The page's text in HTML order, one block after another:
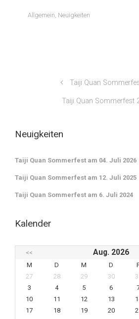
Allgemein, Neuigkeiten
Taiji Quan
Taiji Quan Sommerfest
Neuigkeiten
Taiji Quan Sommerfest am 04. Juli 2026
Taiji Quan Sommerfest am 12. Juli 2025
Taiji Quan Sommerfest am 6. Juli 2024
Kalender
<< Aug. 2026
M
D M D
27
28 29 30
3
4 5 6
10
11 12 13
17
18 19 20